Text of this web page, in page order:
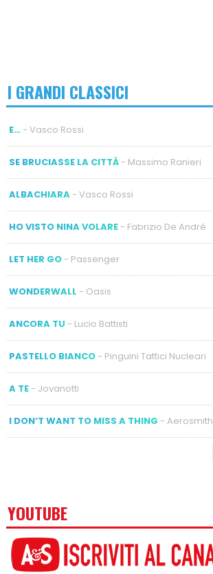
I GRANDI CLASSICI
E…- Vasco Rossi
SE BRUCIASSE LA CITTÀ- Massimo Ranieri
ALBACHIARA- Vasco Rossi
HO VISTO NINA VOLARE- Fabrizio De André
LET HER GO- Passenger
WONDERWALL - Oasis
ANCORA TU - Lucio Battisti
PASTELLO BIANCO- Pinguini Tattici Nucleari
A TE- Jovanotti
I DON’T WANT TO MISS A THING - Aerosmith
YOUTUBE